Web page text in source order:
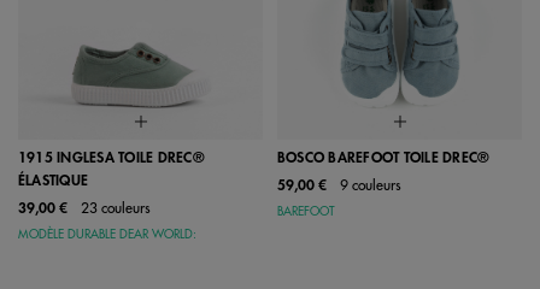
1915 INGLESA TOILE DREC®
ÉLASTIQUE
39,00 €
23 couleurs
MODÈLE DURABLE DEAR WORLD:
BOSCO BAREFOOT TOILE DREC®
59,00 €
9 couleurs
BAREFOOT